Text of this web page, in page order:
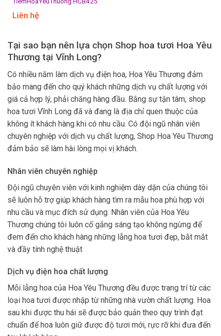
Liên hệ
Tại sao bạn nên lựa chọn Shop hoa tươi Hoa Yêu
Thương tại Vĩnh Long?
Có nhiều năm làm dịch vụ điện hoa, Hoa Yêu Thương đảm
bảo mang đến cho quý khách những dịch vụ chất lượng với
giá cả hợp lý, phải chăng hàng đầu. Bằng sự tận tâm, shop
hoa tươi Vĩnh Long đã và đang là địa chỉ quen thuộc của
không ít khách hàng khi có nhu cầu. Có đội ngũ nhân viên
chuyên nghiệp với dịch vụ chất lượng, Shop Hoa Yêu Thương
đảm bảo sẽ làm hài lòng mọi vị khách.
Nhân viên chuyên nghiệp
Đội ngũ chuyên viên với kinh nghiệm dày dặn của chúng tôi
sẽ luôn hỗ trợ giúp khách hàng tìm ra mẫu hoa phù hợp với
nhu cầu và mục đích sử dụng. Nhân viên của Hoa Yêu
Thương chúng tôi luôn cố gắng sáng tạo không ngừng để
đem đến cho khách hàng những lẵng hoa tươi đẹp, bắt mắt
và đầy tính nghệ thuật
Dịch vụ điện hoa chất lượng
Mỗi lẵng hoa của Hoa Yêu Thương đều được trang trí từ các
loại hoa tươi được nhập từ những nhà vườn chất lượng. Hoa
sau khi được thu hái sẽ được bảo quản theo quy trình đạt
chuẩn để hoa luôn giữ được độ tươi mới, rực rỡ khi đưa đến